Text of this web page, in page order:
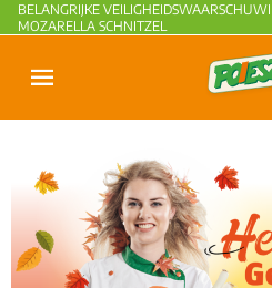
BELANGRIJKE
MOZARELLA SCHNITZEL